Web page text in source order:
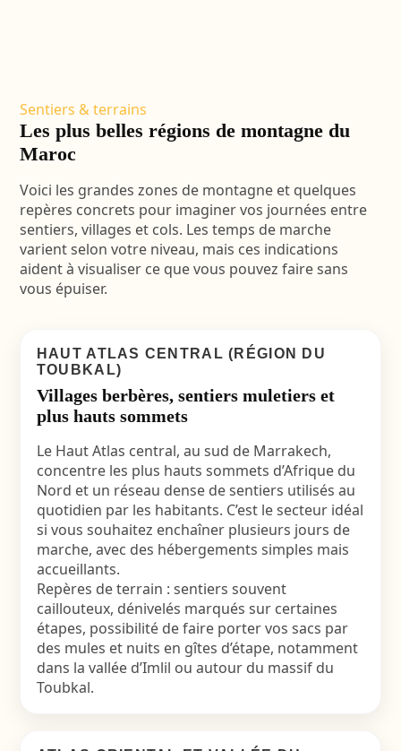
Sentiers & terrains
Les plus belles régions de montagne du
Maroc
Voici les grandes zones de montagne et quelques
repères concrets pour imaginer vos journées entre
sentiers, villages et cols. Les temps de marche
varient selon votre niveau, mais ces indications
aident à visualiser ce que vous pouvez faire sans
vous épuiser.
HAUT ATLAS CENTRAL (RÉGION DU
TOUBKAL)
Villages berbères, sentiers muletiers et
plus hauts sommets
Le Haut Atlas central, au sud de Marrakech,
concentre les plus hauts sommets d’Afrique du
Nord et un réseau dense de sentiers utilisés au
quotidien par les habitants. C’est le secteur idéal
si vous souhaitez enchaîner plusieurs jours de
marche, avec des hébergements simples mais
accueillants.
Repères de terrain : sentiers souvent
caillouteux, dénivelés marqués sur certaines
étapes, possibilité de faire porter vos sacs par
des mules et nuits en gîtes d’étape, notamment
dans la vallée d’Imlil ou autour du massif du
Toubkal.